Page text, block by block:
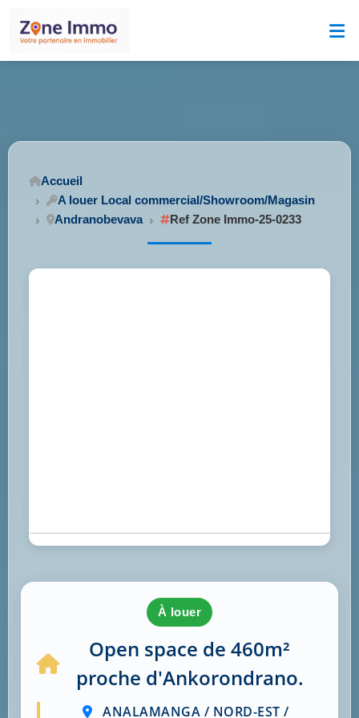
Accueil
A louer Local commercial/Showroom/Magasin
Andranobevava
Ref Zone Immo-25-0233
à louer
Open space de 460m²
proche d'Ankorondrano.
ANALAMANGA / NORD-EST /